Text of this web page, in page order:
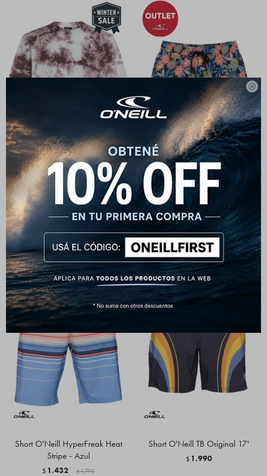

Remera O'Neill Tie Dye Graphic
Purple
1.192 $ 1.490
Short O'Neill Bender Floral
1.590 1.990
Short O'Neill HyperFreak Heat
Stripe - Azul
$ 1.432 $ 1.790
Short O'Neill TB Original 17'
$ 1.990